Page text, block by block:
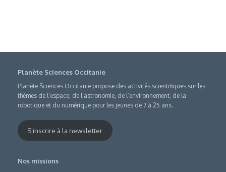
Planète Sciences Occitanie
Planète Sciences Occitanie propose des activités scientifiques sur les
thèmes de l’espace, de l’astronomie, de l’environnement, de la
robotique et du numérique pour les jeunes de 7 à 25 ans.
S'inscrire à la newsletter
Nos missions